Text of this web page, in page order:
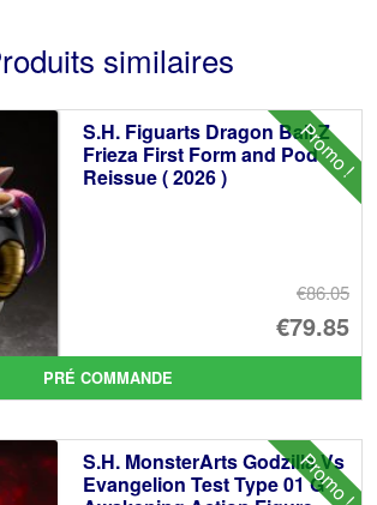
similaires
Promo !
S.H. Figuarts Dragon Ball Z
Frieza First Form and Pod
Reissue ( 2026 )
€86.05
Le
€79.85
Le
PRÉ COMMANDE
Promo !
S.H. MonsterArts Godzilla Vs
Evangelion Test Type 01 G